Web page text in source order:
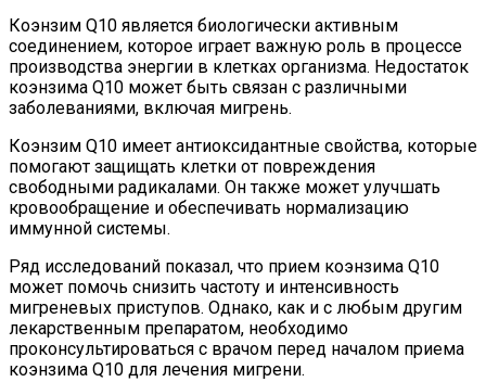
Коэнзим Q10 является биологически активным
соединением, которое играет важную роль в процессе
производства энергии в клетках организма. Недостаток
коэнзима Q10 может быть связан с различными
заболеваниями, включая мигрень.
Коэнзим Q10 имеет антиоксидантные свойства, которые
помогают защищать клетки от повреждения
свободными радикалами. Он также может улучшать
кровообращение и обеспечивать нормализацию
иммунной системы.
Ряд исследований показал, что прием коэнзима Q10
может помочь снизить частоту и интенсивность
мигреневых приступов. Однако, как и с любым другим
лекарственным препаратом, необходимо
проконсультироваться с врачом перед началом приема
коэнзима Q10 для лечения мигрени.